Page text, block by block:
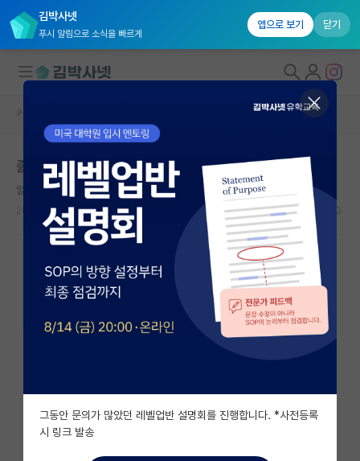
김박사넷
푸시 알림으로 소식을 빠르게
앱으로 보기 닫기
대학원생 모집
국내대학원 정보
연구실&오픈랩
커뮤니티
커뮤니티 홈
전체글보기
베스트 게시판
자유 게시판(아무개랩)
미국 유학 게시판
미국 대학원 합격 후기 게시판
커뮤니티 홈
졸업생인데 연구실 인턴 지원해보려합니다..
얌전한 마이클 패러데이
2024.07.13 7 4609
그동안 문의가 많았던 레벨업반 설명회를 진행합니다. *사전등록
시 링크 발송